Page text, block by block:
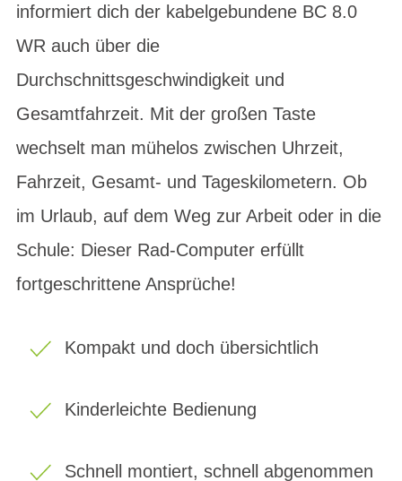
informiert dich der kabelgebundene BC 8.0
WR auch über die
Durchschnittsgeschwindigkeit und
Gesamtfahrzeit. Mit der großen Taste
wechselt man mühelos zwischen Uhrzeit,
Fahrzeit, Gesamt- und Tageskilometern. Ob
im Urlaub, auf dem Weg zur Arbeit oder in die
Schule: Dieser Rad-Computer erfüllt
fortgeschrittene Ansprüche!
Kompakt und doch übersichtlich
Kinderleichte Bedienung
Schnell montiert, schnell abgenommen